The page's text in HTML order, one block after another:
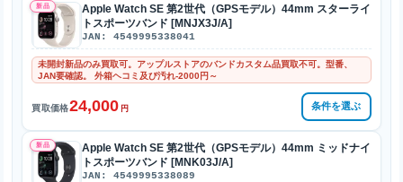
新品
Apple Watch SE 第2世代（GPSモデル）44mm スターライ
トスポーツバンド [MNJX3J/A]
JAN: 4549995338041
未開封新品のみ買取可。アップルストアのバンドカスタム品買取不可。型番、
JAN要確認。 外箱ヘコミ及び汚れ-2000円～
買取価格24,000 円 条件を選ぶ
新品
Apple Watch SE 第2世代（GPSモデル）44mm ミッドナイ
トスポーツバンド [MNK03J/A]
JAN: 4549995338089